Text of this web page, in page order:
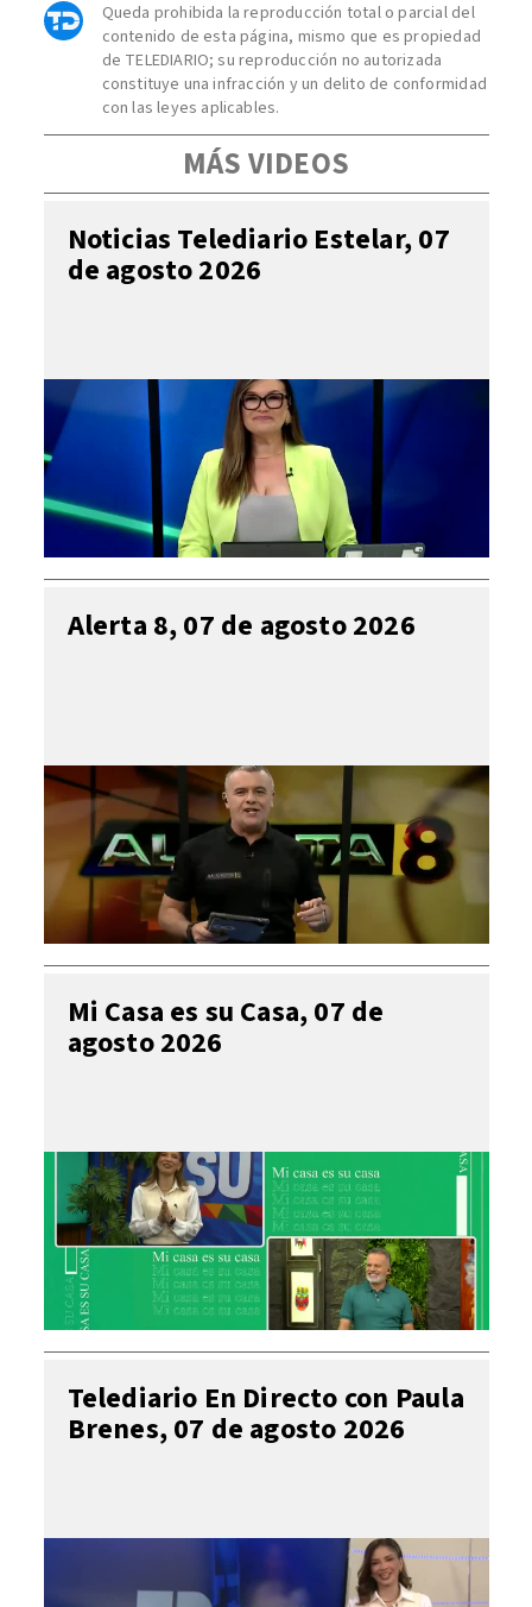
Queda prohibida la reproducción total o parcial del
contenido de esta página, mismo que es propiedad
de TELEDIARIO; su reproducción no autorizada
constituye una infracción y un delito de conformidad
con las leyes aplicables.
MÁS VIDEOS
Noticias Telediario Estelar, 07
de agosto 2026
Alerta 8, 07 de agosto 2026
Mi Casa es su Casa, 07 de
agosto 2026
Telediario En Directo con Paula
Brenes, 07 de agosto 2026